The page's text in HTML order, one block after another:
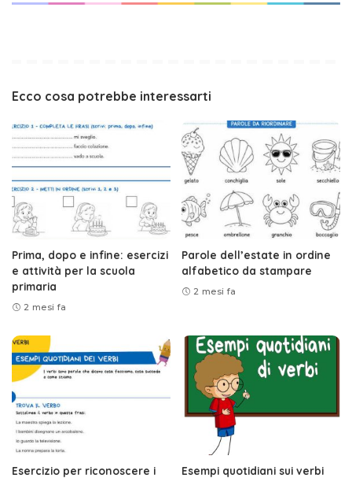
Ecco cosa potrebbe interessarti
Prima, dopo e infine: esercizi
e attività per la scuola
primaria
2 mesi fa
Parole dell’estate in ordine
alfabetico da stampare
2 mesi fa
Esercizio per riconoscere i
Esempi quotidiani sui verbi